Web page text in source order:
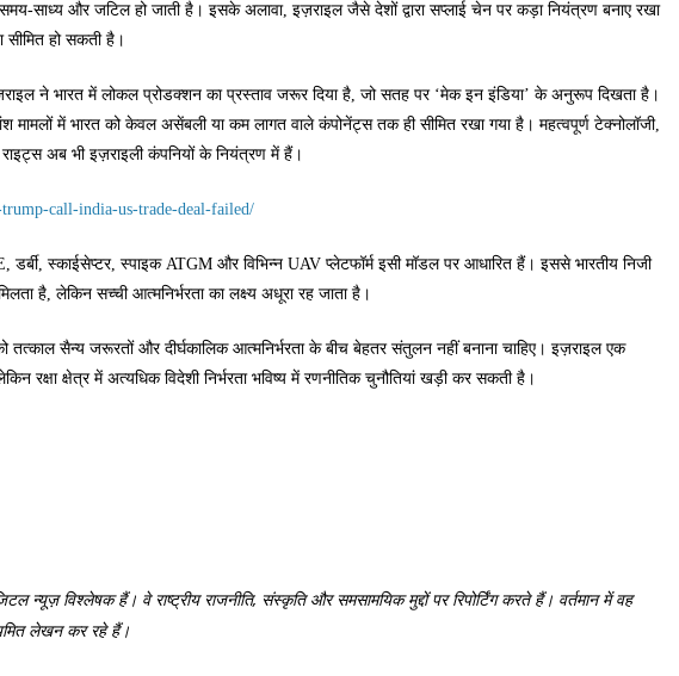
समय-साध्य और जटिल हो जाती है। इसके अलावा, इज़राइल जैसे देशों द्वारा सप्लाई चेन पर कड़ा नियंत्रण बनाए रखा
हो सकती है।
ने भारत में लोकल प्रोडक्शन का प्रस्ताव जरूर दिया है, जो सतह पर ‘मेक इन इंडिया’ के अनुरूप दिखता है।
मामलों में भारत को केवल असेंबली या कम लागत वाले कंपोनेंट्स तक ही सीमित रखा गया है। महत्वपूर्ण टेक्नोलॉजी,
अब भी इज़राइली कंपनियों के नियंत्रण में हैं।
call-india-us-trade-deal-failed/
स्काईसेप्टर, स्पाइक ATGM और विभिन्न UAV प्लेटफॉर्म इसी मॉडल पर आधारित हैं। इससे भारतीय निजी
है, लेकिन सच्ची आत्मनिर्भरता का लक्ष्य अधूरा रह जाता है।
तत्काल सैन्य जरूरतों और दीर्घकालिक आत्मनिर्भरता के बीच बेहतर संतुलन नहीं बनाना चाहिए। इज़राइल एक
रक्षा क्षेत्र में अत्यधिक विदेशी निर्भरता भविष्य में रणनीतिक चुनौतियां खड़ी कर सकती है।
न्यूज़ विश्लेषक हैं। वे राष्ट्रीय राजनीति, संस्कृति और समसामयिक मुद्दों पर रिपोर्टिंग करते हैं। वर्तमान में वह
लेखन कर रहे हैं।